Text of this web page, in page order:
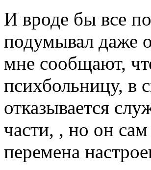
И вроде бы все
подумывал даже
мне сообщают,
психбольницу, в
отказывается
части, , но он
перемена